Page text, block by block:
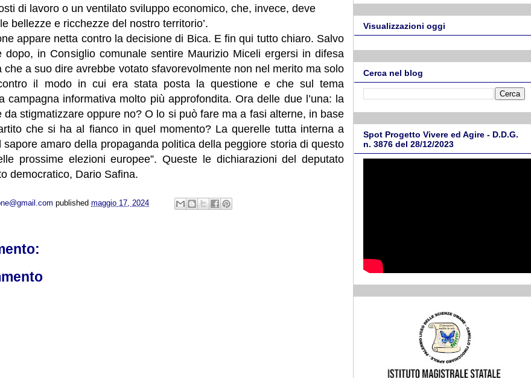
di lavoro o un ventilato sviluppo economico, che, invece, deve
bellezze e ricchezze del nostro territorio’.
appare netta contro la decisione di Bica. E fin qui tutto chiaro. Salvo
dopo, in Consiglio comunale sentire Maurizio Miceli ergersi in difesa
che a suo dire avrebbe votato sfavorevolmente non nel merito ma solo
il modo in cui era stata posta la questione e che sul tema
campagna informativa molto più approfondita. Ora delle due l’una: la
da stigmatizzare oppure no? O lo si può fare ma a fasi alterne, in base
che si ha al fianco in quel momento? La querelle tutta interna a
sapore amaro della propaganda politica della peggiore storia di questo
prossime elezioni europee”. Queste le dichiarazioni del deputato
democratico, Dario Safina.
published maggio 17, 2024
Visualizzazioni oggi
Cerca nel blog
Spot Progetto Vivere ed Agire - D.D.G.
n. 3876 del 28/12/2023